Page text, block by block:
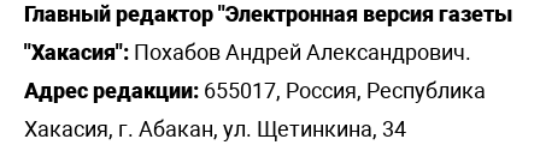
Главный редактор "Электронная версия газеты
"Хакасия": Похабов Андрей Александрович.
Адрес редакции: 655017, Россия, Республика
Хакасия, г. Абакан, ул. Щетинкина, 34